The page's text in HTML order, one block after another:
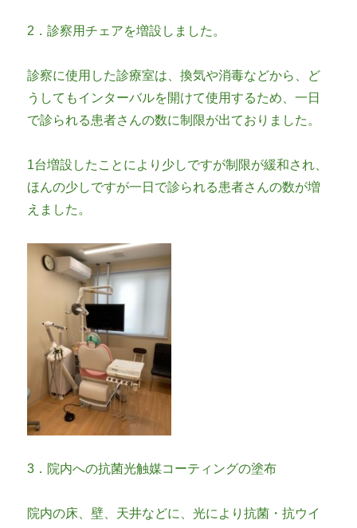
2．診察用チェアを増設しました。
診察に使用した診療室は、換気や消毒などから、ど
うしてもインターバルを開けて使用するため、一日
で診られる患者さんの数に制限が出ておりました。
1台増設したことにより少しですが制限が緩和され、
ほんの少しですが一日で診られる患者さんの数が増
えました。
3．院内への抗菌光触媒コーティングの塗布
院内の床、壁、天井などに、光により抗菌・抗ウイ